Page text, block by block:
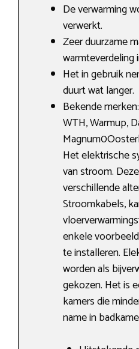
De verwarming
verwerkt.
Zeer duurzame
warmteverdeling
Het in gebruik
duurt wat langer.
Bekende
WTH, Warmup,
Het elektrische
van stroom.
verschillende
Stroomkabels,
enkele
te installeren.
worden als
gekozen. Het is
kamers die
name in